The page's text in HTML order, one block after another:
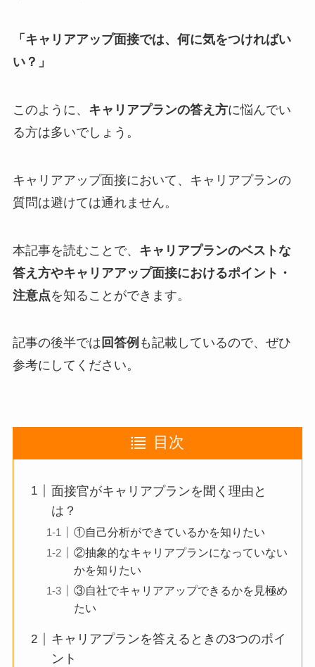
「キャリアアップ面接では、何に気をつければい
い？」
このように、 キャリアプランの答え方に悩んでい
る方は多いでしょう。
キャリアアップ面接において、キャリアプランの
質問は避けては通れません。
本記事を読むことで、 キャリアプランのベストな
答え方やキャリアアップ面接におけるポイント・
注意点を知ることができます。
記事の後半では 回答例 も記載しているので、ぜひ
参考にしてください。
目次
面接官がキャリアプランを聞く理由と
は？
①自己分析ができているかを知りたい
②抽象的なキャリアプランになっていない
かを知りたい
③自社でキャリアアップできるかを見極め
たい
キャリアプランを答えるときの3つのポイ
ント